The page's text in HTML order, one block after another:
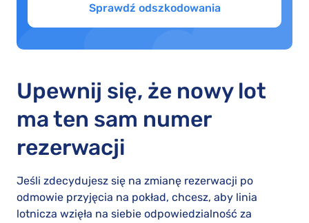
Sprawdź odszkodowania
Upewnij się, że nowy lot
ma ten sam numer
rezerwacji
Jeśli zdecydujesz się na zmianę rezerwacji po
odmowie przyjęcia na pokład, chcesz, aby linia
lotnicza wzięła na siebie odpowiedzialność za